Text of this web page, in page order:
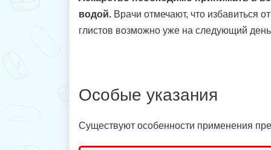
водой. Врачи отмечают, что избавиться
глистов возможно уже на следующий
Особые указания
Существуют особенности применения